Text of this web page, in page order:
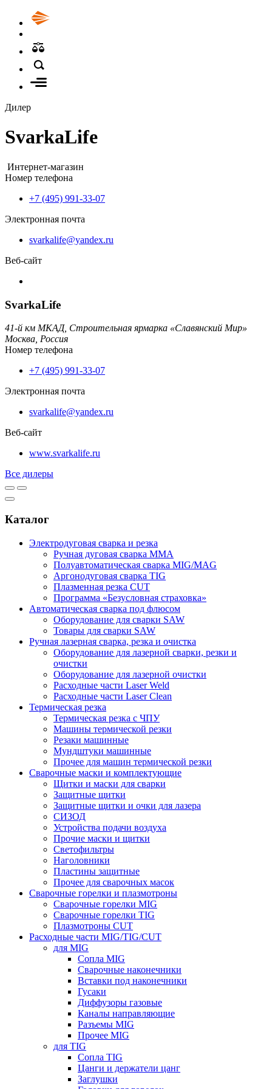
Дилер
SvarkaLife
Интернет-магазин
Номер телефона
+7 (495) 991-33-07
Электронная почта
svarkalife@yandex.ru
Веб-сайт
SvarkaLife
41-й км МКАД, Строительная ярмарка «Славянский Мир»
Москва, Россия
Номер телефона
+7 (495) 991-33-07
Электронная почта
svarkalife@yandex.ru
Веб-сайт
www.svarkalife.ru
Все дилеры
Каталог
Электродуговая сварка и резка
Ручная дуговая сварка MMA
Полуавтоматическая сварка MIG/MAG
Аргонодуговая сварка TIG
Плазменная резка CUT
Программа «Безусловная страховка»
Автоматическая сварка под флюсом
Оборудование для сварки SAW
Товары для сварки SAW
Ручная лазерная сварка, резка и очистка
Оборудование для лазерной сварки, резки и
очистки
Оборудование для лазерной очистки
Расходные части Laser Weld
Расходные части Laser Clean
Термическая резка
Термическая резка с ЧПУ
Машины термической резки
Резаки машинные
Мундштуки машинные
Прочее для машин термической резки
Сварочные маски и комплектующие
Щитки и маски для сварки
Защитные щитки
Защитные щитки и очки для лазера
СИЗОД
Устройства подачи воздуха
Прочие маски и щитки
Светофильтры
Наголовники
Пластины защитные
Прочее для сварочных масок
Сварочные горелки и плазмотроны
Сварочные горелки MIG
Сварочные горелки TIG
Плазмотроны CUT
Расходные части MIG/TIG/CUT
для MIG
Сопла MIG
Сварочные наконечники
Вставки под наконечники
Гусаки
Диффузоры газовые
Каналы направляющие
Разъемы MIG
Прочее MIG
для TIG
Сопла TIG
Цанги и держатели цанг
Заглушки